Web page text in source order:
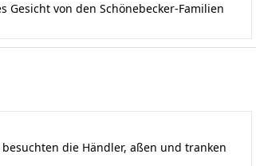
von den Schönebecker-Familien
die Händler, aßen und tranken